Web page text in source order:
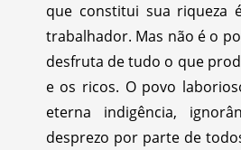
que constitui sua riqueza
trabalhador. Mas não é o
desfruta de tudo o que
e os ricos. O povo
eterna indigência,
desprezo por parte de